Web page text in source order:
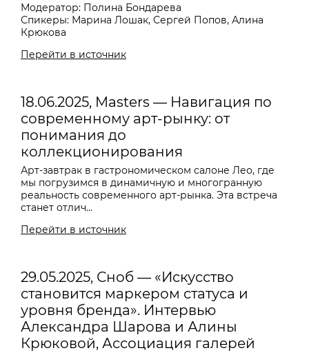
Модератор: Полина Бондарева
Спикеры: Марина Лошак, Сергей Попов, Алина
Крюкова
Перейти в источник
18.06.2025, Masters — Навигация по
современному арт-рынку: от
понимания до
коллекционирования
Арт-завтрак в гастрономическом салоне Лео, где
мы погрузимся в динамичную и многогранную
реальность современного арт-рынка. Эта встреча
станет отлич...
Перейти в источник
29.05.2025, Сноб — «Искусство
становится маркером статуса и
уровня бренда». Интервью
Александра Шарова и Алины
Крюковой, Ассоциация галерей